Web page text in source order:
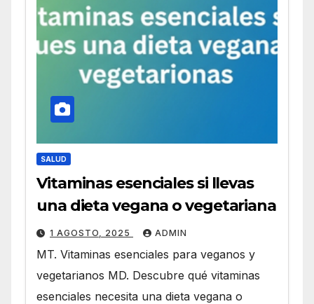
SALUD
Vitaminas esenciales si llevas
una dieta vegana o vegetariana
1 AGOSTO, 2025 ADMIN
MT. Vitaminas esenciales para veganos y
vegetarianos MD. Descubre qué vitaminas
esenciales necesita una dieta vegana o